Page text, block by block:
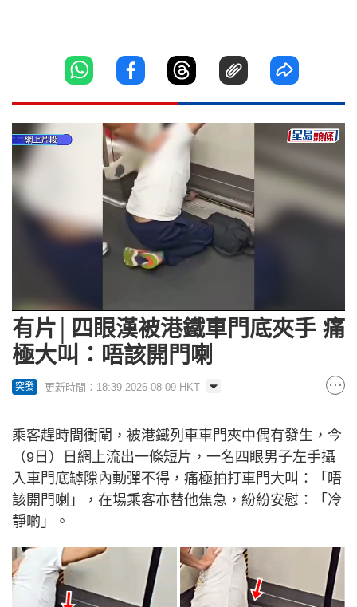
100.00%
有片│四眼漢被港鐵車門底夾手 痛
極大叫：唔該開門喇
突發 更新時間：18:39 2026-08-09 HKT
乘客趕時間衝閘，被港鐵列車車門夾中偶有發生，今
（9日）日網上流出一條短片，一名四眼男子左手攝
入車門底罅隙內動彈不得，痛極拍打車門大叫：「唔
該開門喇」，在場乘客亦替他焦急，紛紛安慰：「冷
靜啲」。